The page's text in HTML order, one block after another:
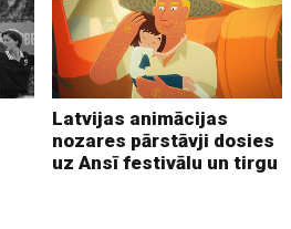
Latvijas animācijas
nozares pārstāvji dosies
uz Ansī festivālu un tirgu